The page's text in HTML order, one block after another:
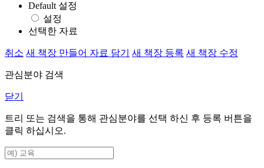
Default 설정
설정
선택한 자료
취소 새 책장 만들어 자료 담기 새 책장 등록 새 책장 수정
관심분야 검색
닫기
트리 또는 검색을 통해 관심분야를 선택 하신 후 등록 버튼을
클릭 하십시오.